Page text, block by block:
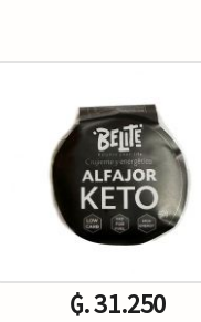
₲. 31.250